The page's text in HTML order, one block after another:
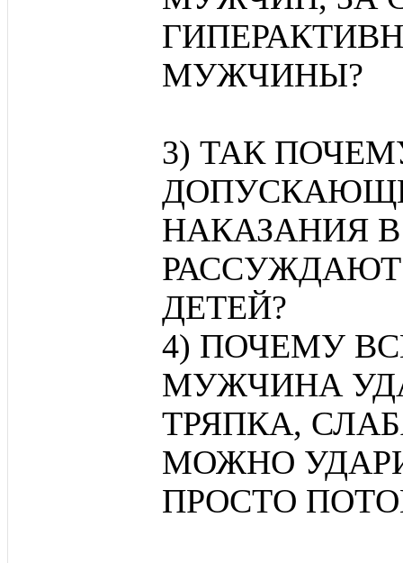
МУЖЧИНЫ?
3) ТАК
НАКАЗАНИЯ
ДЕТЕЙ?
4) ПОЧЕМУ
МУЖЧИНА
ТРЯПКА,
МОЖНО
ПРОСТО